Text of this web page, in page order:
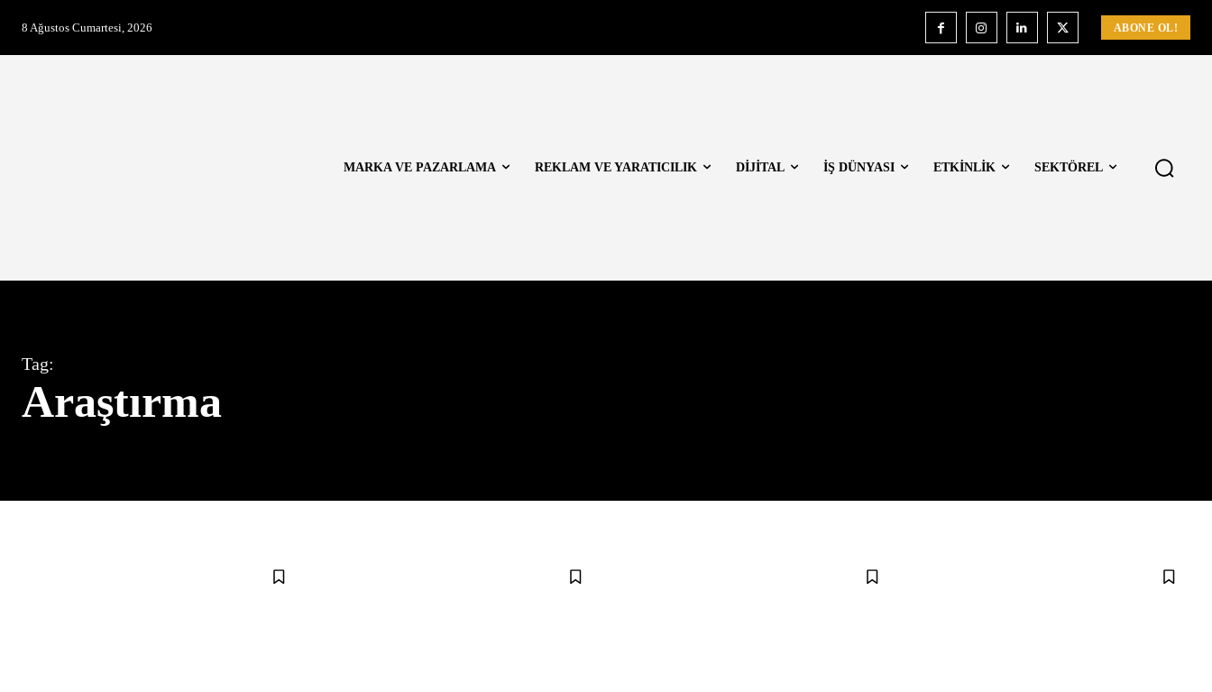
8 Ağustos Cumartesi, 2026 ABONE OL!
MARKA VE PAZARLAMA REKLAM VE YARATICILIK DİJİTAL İŞ DÜNYASI ETKİNLİK SEKTÖREL
Tag:
Araştırma